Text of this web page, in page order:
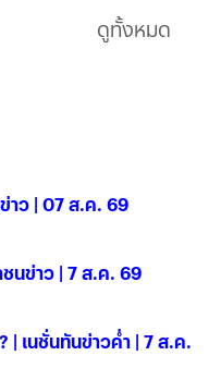
ดูทั้งหมด
าว | 07 ส.ค. 69
นข่าว | 7 ส.ค. 69
| เนชั่นทันข่าวค่ำ | 7 ส.ค.